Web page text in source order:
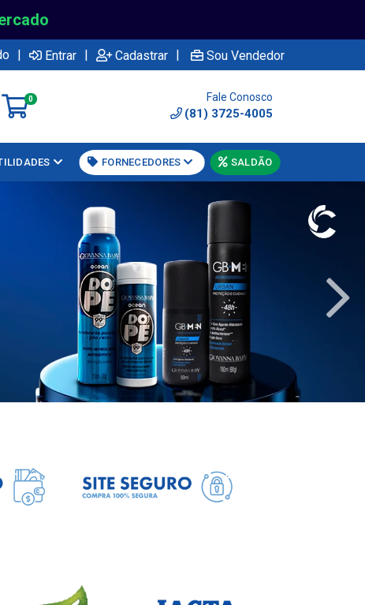
| Entrar | Cadastrar | Sou Vendedor
0 Fale Conosco
(81) 3725-4005
FORNECEDORES SALDÃO